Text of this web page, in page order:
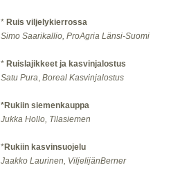
* Ruis viljelykierrossa
Simo Saarikallio, ProAgria Länsi-Suomi
* Ruislajikkeet ja kasvinjalostus
Satu Pura, Boreal Kasvinjalostus
*Rukiin siemenkauppa
Jukka Hollo, Tilasiemen
*Rukiin kasvinsuojelu
Jaakko Laurinen, ViljelijänBerner